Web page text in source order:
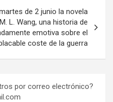
de 2 junio la novela
L. Wang, una historia de
emotiva sobre el
coste de la guerra
por correo electrónico?